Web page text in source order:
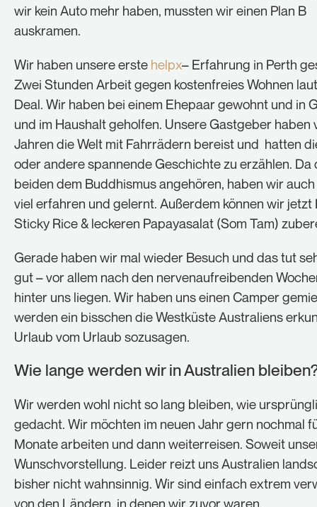
wir kein Auto mehr haben, mussten wir einen Plan B
auskramen.
Wir haben unsere erste helpx– Erfahrung in Perth
Zwei Stunden Arbeit gegen kostenfreies Wohnen
Deal. Wir haben bei einem Ehepaar gewohnt und in
und im Haushalt geholfen. Unsere Gastgeber haben
Jahren die Welt mit Fahrrädern bereist und hatten
oder andere spannende Geschichte zu erzählen. Da
beiden dem Buddhismus angehören, haben wir
viel erfahren und gelernt. Außerdem können wir jetzt
Sticky Rice & leckeren Papayasalat (Som Tam)
Gerade haben wir mal wieder Besuch und das tut
gut – vor allem nach den nervenaufreibenden
hinter uns liegen. Wir haben uns einen Camper
werden ein bisschen die Westküste Australiens
Urlaub vom Urlaub sozusagen.
Wie lange werden wir in Australien
Wir werden wohl nicht so lang bleiben, wie
gedacht. Wir möchten im neuen Jahr gern nochmal
Monate arbeiten und dann weiterreisen. Soweit
Wunschvorstellung. Leider reizt uns Australien
bisher nicht wahnsinnig. Wir sind einfach extrem
von den Ländern, in denen wir zuvor waren.